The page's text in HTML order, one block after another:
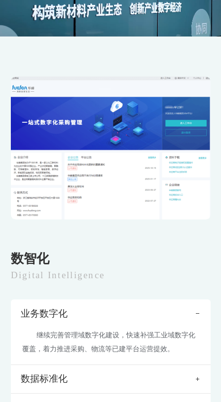
数智化
Digital Intelligence
业务数字化
继续完善管理域数字化建设，快速补强工业域数字化
覆盖，着力推进采购、物流等已建平台运营提效。
数据标准化